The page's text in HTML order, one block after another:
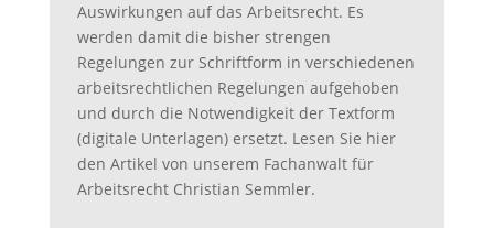
Auswirkungen auf das Arbeitsrecht. Es
werden damit die bisher strengen
Regelungen zur Schriftform in verschiedenen
arbeitsrechtlichen Regelungen aufgehoben
und durch die Notwendigkeit der Textform
(digitale Unterlagen) ersetzt. Lesen Sie hier
den Artikel von unserem Fachanwalt für
Arbeitsrecht Christian Semmler.